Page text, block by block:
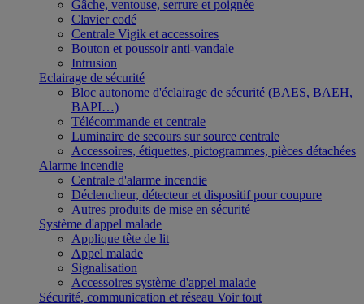
Gâche, ventouse, serrure et poignée
Clavier codé
Centrale Vigik et accessoires
Bouton et poussoir anti-vandale
Intrusion
Eclairage de sécurité
Bloc autonome d'éclairage de sécurité (BAES, BAEH,
BAPI…)
Télécommande et centrale
Luminaire de secours sur source centrale
Accessoires, étiquettes, pictogrammes, pièces détachées
Alarme incendie
Centrale d'alarme incendie
Déclencheur, détecteur et dispositif pour coupure
Autres produits de mise en sécurité
Système d'appel malade
Applique tête de lit
Appel malade
Signalisation
Accessoires système d'appel malade
Sécurité, communication et réseau Voir tout